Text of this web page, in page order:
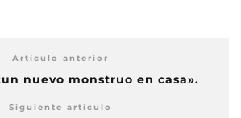
Artículo anterior
nuevo monstruo en casa».
Siguiente artículo